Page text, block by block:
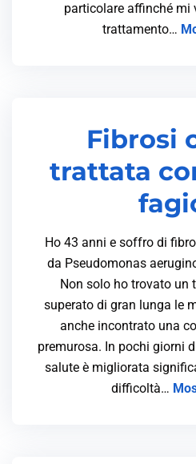
particolare affinché mi
trattamento…
Fibrosi
trattata
Ho 43 anni e soffro di
da Pseudomonas
Non solo ho trovato un
superato di gran lunga le
anche incontrato una
premurosa. In pochi giorni
salute è migliorata
difficoltà…